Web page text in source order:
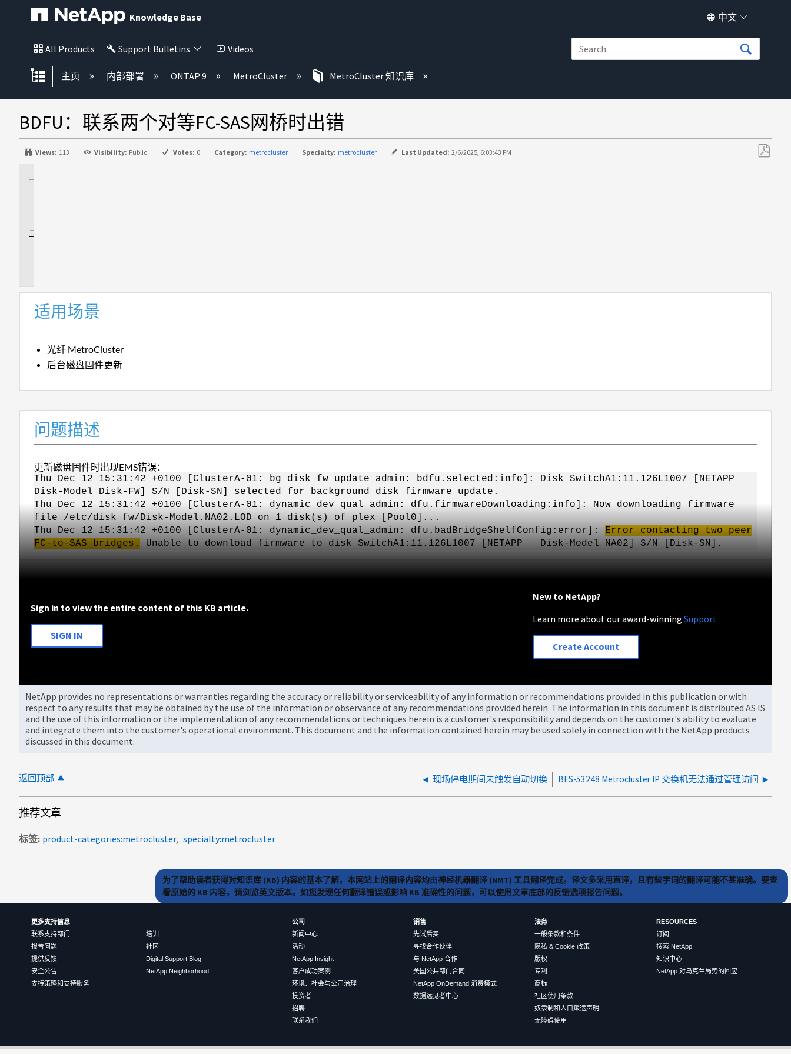
Knowledge Base 中文
All Products Support Bulletins Videos
扩展/隐缩全局层次
主页 内部部署 ONTAP 9 MetroCluster MetroCluster 知识库
BDFU：联系两个对等FC-SAS网桥时出错
Views: 113 Visibility: Public Votes: 0 Category: metrocluster Specialty: metrocluster Last Updated: 2/6/2025, 6:03:43 PM
适用场景
光纤 MetroCluster
后台磁盘固件更新
问题描述
更新磁盘固件时出现EMS错误：
Thu Dec 12 15:31:42 +0100 [ClusterA-01: bg_disk_fw_update_admin: bdfu.selected:info]: Disk SwitchA1:11.126L1007 [NETAPP
Disk-Model Disk-FW] S/N [Disk-SN] selected for background disk firmware update.
Thu Dec 12 15:31:42 +0100 [ClusterA-01: dynamic_dev_qual_admin: dfu.firmwareDownloading:info]: Now downloading firmware
file /etc/disk_fw/Disk-Model.NA02.LOD on 1 disk(s) of plex [Pool0]...
Thu Dec 12 15:31:42 +0100 [ClusterA-01: dynamic_dev_qual_admin: dfu.badBridgeShelfConfig:error]: Error contacting two peer
FC-to-SAS bridges.
Unable to download firmware to disk SwitchA1:11.126L1007 [NETAPP Disk-Model NA02] S/N [Disk-SN].
Sign in to view the entire content of this KB article.
SIGN IN
New to NetApp?
Learn more about our award-winningSupport
Create Account
NetApp provides no representations or warranties regarding the accuracy or reliability or serviceability of any information or recommendations provided in this publication or with
respect to any results that may be obtained by the use of the information or observance of any recommendations provided herein. The information in this document is distributed AS IS
and the use of this information or the implementation of any recommendations or techniques herein is a customer's responsibility and depends on the customer's ability to evaluate
and integrate them into the customer's operational environment. This document and the information contained herein may be used solely in connection with the NetApp products
discussed in this document.
返回顶部 现场停电期间未触发自动切换 BES-53248 Metrocluster IP 交换机无法通过管理访问
推荐文章
标签 product-categories:metrocluster specialty:metrocluster
为了帮助读者获得对知识库 (KB) 内容的基本了解，本网站上的翻译内容均由神经机器翻译 (NMT) 工具翻译完成。译文多采用直译，且有些字词的翻译可能不甚准确。要查
看原始的 KB 内容，请浏览英文版本。如您发现任何翻译错误或影响 KB 准确性的问题，可以使用文章底部的反馈选项报告问题。
更多支持信息
联系支持部门
报告问题
提供反馈
安全公告
支持策略和支持服务
培训
社区
Digital Support Blog
NetApp Neighborhood
公司
新闻中心
活动
NetApp Insight
客户成功案例
环境、社会与公司治理
投资者
招聘
联系我们
销售
先试后买
寻找合作伙伴
与 NetApp 合作
美国公共部门合同
NetApp OnDemand 消费模式
数据远见者中心
法务
一般条款和条件
隐私 & Cookie 政策
版权
专利
商标
社区使用条款
奴隶制和人口贩运声明
无障碍使用
RESOURCES
订阅
搜索 NetApp
知识中心
NetApp 对乌克兰局势的回应